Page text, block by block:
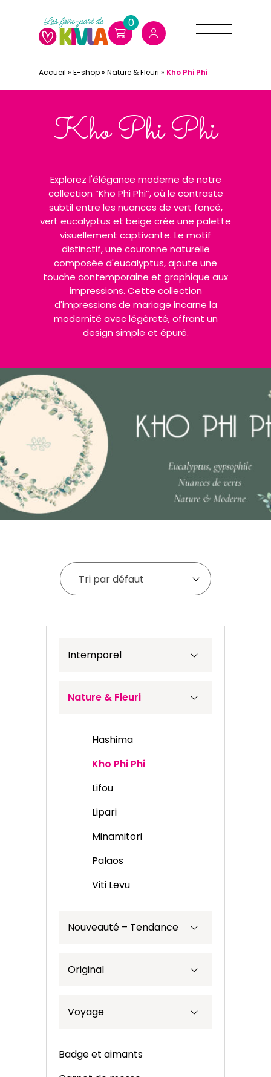
0
Accueil » E-shop» Nature & Fleuri » Kho Phi Phi
Kho Phi Phi
Explorez l'élégance moderne de notre
collection “Kho Phi Phi”, où le contraste
subtil entre les nuances de vert foncé,
vert eucalyptus et beige crée une palette
visuellement captivante. Le motif
distinctif, une couronne naturelle
composée d'eucalyptus, ajoute une
touche contemporaine et graphique aux
impressions. Cette collection
d'impressions de mariage incarne la
modernité avec légèreté, offrant un
design simple et épuré.
Tri par défaut
Intemporel
Nature & Fleuri
Hashima
Kho Phi Phi
Lifou
Lipari
Minamitori
Palaos
Viti Levu
Nouveauté – Tendance
Original
Voyage
Badge et aimants